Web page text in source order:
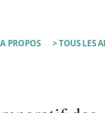
PROPOS > TOUS LES